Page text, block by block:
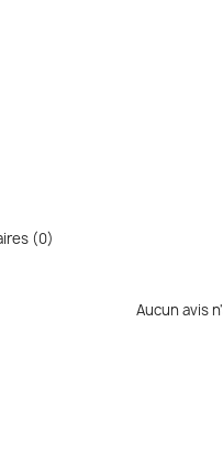
(0)
Aucun avis